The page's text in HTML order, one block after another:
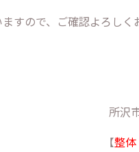
すので、ご確認よろしく
所沢
【整体